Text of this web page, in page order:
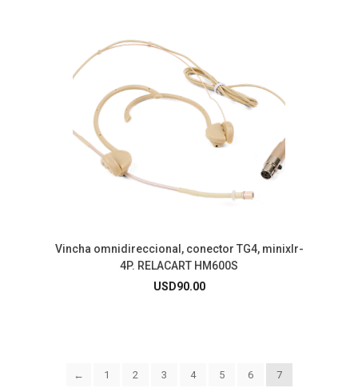
Vincha omnidireccional, conector TG4, minixlr-
4P. RELACART HM600S
USD90.00
← 1 2 3 4 5 6 7